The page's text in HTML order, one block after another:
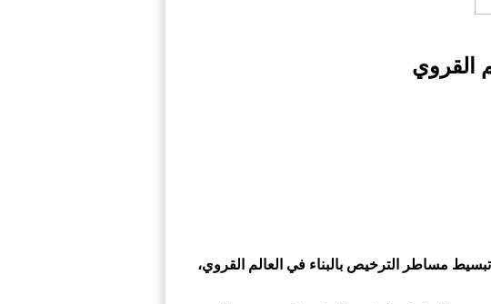
القروي
مساطر الترخيص بالبناء في العالم القروي،